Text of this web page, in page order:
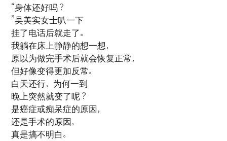
“身体还好吗？
”吴美实女士叭一下
挂了电话后就走了。
我躺在床上静静的想一想，
原以为做完手术后就会恢复正常，
但好像变得更加反常。
白天还行，为何一到
晚上突然就变了呢？
是癌症或痴呆症的原因，
还是手术的原因，
真是搞不明白。